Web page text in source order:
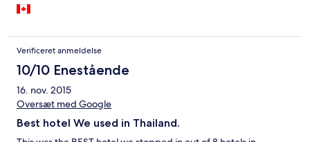
Verificeret anmeldelse
10/10 Enestående
16. nov. 2015
Oversæt med Google
Best hotel We used in Thailand.